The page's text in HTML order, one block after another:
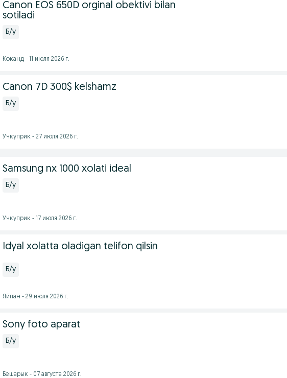
Canon EOS 650D orginal obektivi bilan
sotiladi
Б/у
Коканд - 11 июля 2026 г.
Canon 7D 300$ kelshamz
Б/у
Учкуприк - 27 июля 2026 г.
Samsung nx 1000 xolati ideal
Б/у
Учкуприк - 17 июля 2026 г.
Idyal xolatta oladigan telifon qilsin
Б/у
Яйпан - 29 июля 2026 г.
Sony foto aparat
Б/у
Бешарык - 07 августа 2026 г.